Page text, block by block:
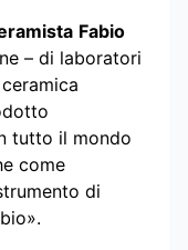
Fabio
– di laboratori
tutto il mondo
come
di